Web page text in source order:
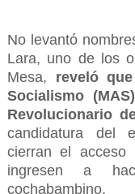
No levantó
Lara, uno de los
Mesa, reveló
Socialismo
Revolucionario
candidatura del
cierran el acceso
ingresen a
cochabambino.